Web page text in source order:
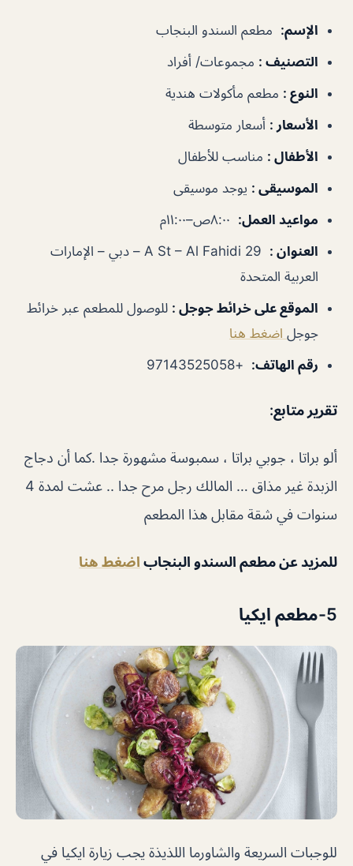
الإسم: مطعم السندو البنجاب
التصنيف : مجموعات/ أفراد
النوع : مطعم مأكولات هندية
الأسعار : أسعار متوسطة
الأطفال : مناسب للأطفال
الموسيقى : يوجد موسيقى
مواعيد العمل:
العنوان :
29 A St – Al Fahidi – دبي – الإمارات
العربية المتحدة
الموقع على خرائط جوجل : للوصول للمطعم عبر خرائط
جوجل اضغط هنا
رقم الهاتف:
+97143525058
تقرير متابع:
ألو براتا ، جوبي براتا ، سمبوسة مشهورة جدا .كما أن دجاج
الزبدة غير مذاق … المالك رجل مرح جدا .. عشت لمدة 4
سنوات في شقة مقابل هذا المطعم
للمزيد عن مطعم السندو البنجاب اضغط هنا
5-مطعم ايكيا
للوجبات السريعة والشاورما اللذيذة يجب زيارة ايكيا في